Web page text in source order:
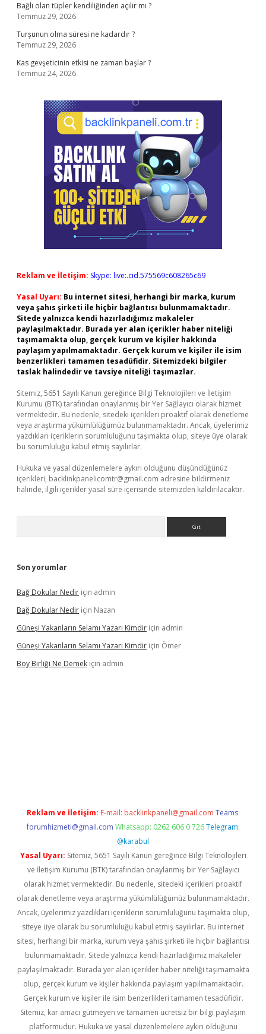
Bağlı olan tüpler kendiliğinden açılır mı ?
Temmuz 29, 2026
Turşunun olma süresi ne kadardır ?
Temmuz 29, 2026
Kas gevşeticinin etkisi ne zaman başlar ?
Temmuz 24, 2026
Reklam ve İletişim: Skype: live:.cid.575569c608265c69
Yasal Uyarı: Bu internet sitesi, herhangi bir marka, kurum
veya şahıs şirketi ile hiçbir bağlantısı bulunmamaktadır.
Sitede yalnızca kendi hazırladığımız makaleler
paylaşılmaktadır. Burada yer alan içerikler haber niteliği
taşımamakta olup, gerçek kurum ve kişiler hakkında
paylaşım yapılmamaktadır. Gerçek kurum ve kişiler ile isim
benzerlikleri tamamen tesadüfidir. Sitemizdeki bilgiler
taslak halindedir ve tavsiye niteliği taşımazlar.
Sitemiz, 5651 Sayılı Kanun gereğince Bilgi Teknolojileri ve İletişim
Kurumu (BTK) tarafından onaylanmış bir Yer Sağlayıcı olarak hizmet
vermektedir. Bu nedenle, sitedeki içerikleri proaktif olarak denetleme
veya araştırma yükümlülüğümüz bulunmamaktadır. Ancak, üyelerimiz
yazdıkları içeriklerin sorumluluğunu taşımakta olup, siteye üye olarak
bu sorumluluğu kabul etmiş sayılırlar.
Hukuka ve yasal düzenlemelere aykırı olduğunu düşündüğünüz
içerikleri, backlinkpanelicomtr@gmail.com adresine bildirmeniz
halinde, ilgili içerikler yasal süre içerisinde sitemizden kaldırılacaktır.
Son yorumlar
Bağ Dokular Nedir için admin
Bağ Dokular Nedir için Nazan
Güneşi Yakanların Selamı Yazarı Kimdir için admin
Güneşi Yakanların Selamı Yazarı Kimdir için Ömer
Boy Birliği Ne Demek için admin
Reklam ve İletişim: E-mail: backlinkpaneli@gmail.com Teams:
forumhizmeti@gmail.com Whatsapp: 0262 606 0 726 Telegram:
@karabul
Yasal Uyarı: Sitemiz, 5651 Sayılı Kanun gereğince Bilgi Teknolojileri
ve İletişim Kurumu (BTK) tarafından onaylanmış bir Yer Sağlayıcı
olarak hizmet vermektedir. Bu nedenle, sitedeki içerikleri proaktif
olarak denetleme veya araştırma yükümlülüğümüz bulunmamaktadır.
Ancak, üyelerimiz yazdıkları içeriklerin sorumluluğunu taşımakta olup,
siteye üye olarak bu sorumluluğu kabul etmiş sayılırlar. Bu internet
sitesi, herhangi bir marka, kurum veya şahıs şirketi ile hiçbir bağlantısı
bulunmamaktadır. Sitede yalnızca kendi hazırladığımız makaleler
paylaşılmaktadır. Burada yer alan içerikler haber niteliği taşımamakta
olup, gerçek kurum ve kişiler hakkında paylaşım yapılmamaktadır.
Gerçek kurum ve kişiler ile isim benzerlikleri tamamen tesadüfidir.
Sitemiz, kar amacı gütmeyen ve tamamen ücretsiz bir bilgi paylaşım
platformudur. Hukuka ve yasal düzenlemelere aykırı olduğunu